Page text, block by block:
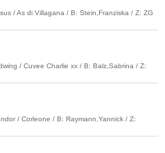
/ As di Villagana / B: Stein,Franziska / Z: ZG
/ Cuvee Charlie xx / B: Balz,Sabrina / Z:
/ Corleone / B: Raymann,Yannick / Z: